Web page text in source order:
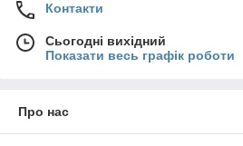
Контакти
Сьогодні вихідний
Показати весь графік роботи
Про нас